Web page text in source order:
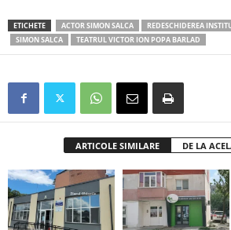
ETICHETE ACTOR SIMON SALCA
REDESCHIDEREA
SIMON SALCA
TEATRUL VICTOR ION POPA BARLAD
ARTICOLE SIMILARE DE LA